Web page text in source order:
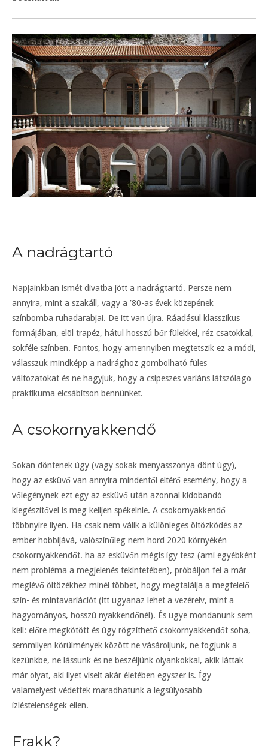
A nadrágtartó
Napjainkban ismét divatba jött a nadrágtartó. Persze nem
annyira, mint a szakáll, vagy a ’80-as évek közepének
színbomba ruhadarabjai. De itt van újra. Ráadásul klasszikus
formájában, elöl trapéz, hátul hosszú bőr fülekkel, réz csatokkal,
sokféle színben. Fontos, hogy amennyiben megtetszik ez a módi,
válasszuk mindképp a nadrághoz gombolható füles
változatokat és ne hagyjuk, hogy a csipeszes variáns látszólago
praktikuma elcsábítson bennünket.
A csokornyakkendő
Sokan döntenek úgy (vagy sokak menyasszonya dönt úgy),
hogy az esküvő van annyira mindentől eltérő esemény, hogy a
vőlegénynek ezt egy az esküvő után azonnal kidobandó
kiegészítővel is meg kelljen spékelnie. A csokornyakkendő
többnyire ilyen. Ha csak nem válik a különleges öltözködés az
ember hobbijává, valószínűleg nem hord 2020 környékén
csokornyakkendőt. ha az esküvőn mégis így tesz (ami egyébként
nem probléma a megjelenés tekintetében), próbáljon fel a már
meglévő öltözékhez minél többet, hogy megtalálja a megfelelő
szín- és mintavariációt (itt ugyanaz lehet a vezérelv, mint a
hagyományos, hosszú nyakkendőnél). És ugye mondanunk sem
kell: előre megkötött és úgy rögzíthető csokornyakkendőt soha,
semmilyen körülmények között ne vásároljunk, ne fogjunk a
kezünkbe, ne lássunk és ne beszéljünk olyankokkal, akik láttak
már olyat, aki ilyet viselt akár életében egyszer is. Így
valamelyest védettek maradhatunk a legsúlyosabb
ízléstelenségek ellen.
Frakk?